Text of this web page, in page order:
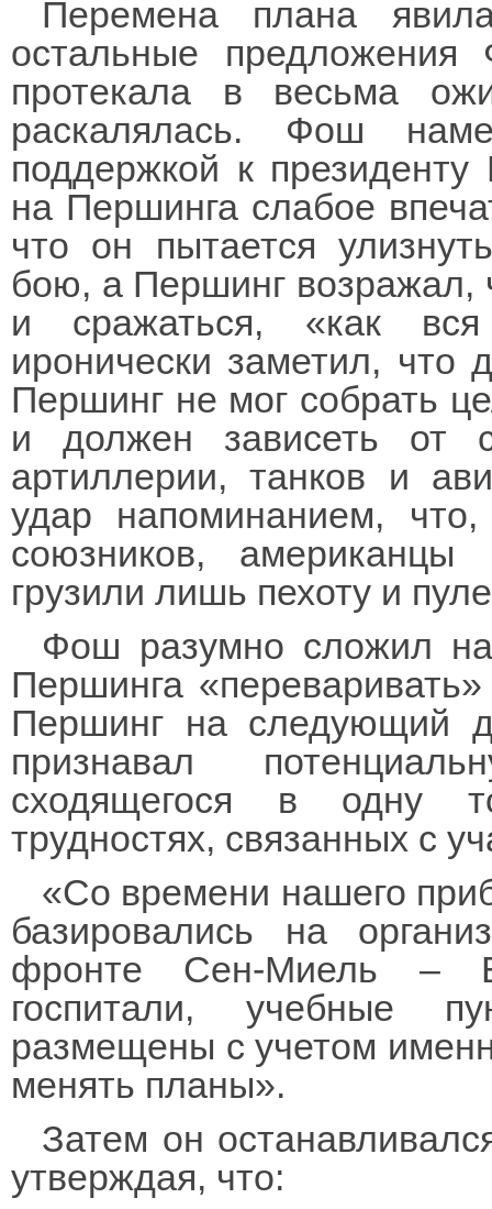
Перемена плана
остальные
протекала в весьма
раскалялась. Фош
поддержкой к президенту
на Першинга слабое
что он пытается
бою, а Першинг возражал,
и сражаться, «как
иронически заметил,
Першинг не мог собрать
и должен зависеть от
артиллерии, танков и
удар напоминанием,
союзников, американцы
грузили лишь пехоту и
Фош разумно сложил
Першинга
Першинг на следующий
признавал
сходящегося в одну
трудностях, связанных с
«Со времени нашего
базировались на
фронте Сен-Миель –
госпитали, учебные
размещены с учетом
менять планы».
Затем он
утверждая, что: